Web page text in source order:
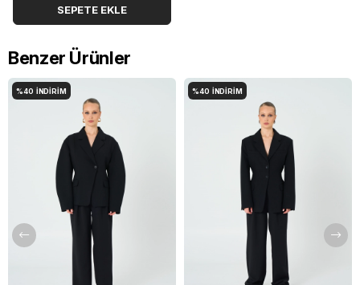
SEPETE EKLE
Benzer Ürünler
%40 İNDIRIM %40 İNDIRIM